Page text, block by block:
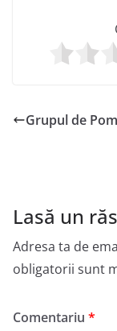
Grupul de
Lasă un
Adresa ta de
obligatorii sunt
Comentariu *